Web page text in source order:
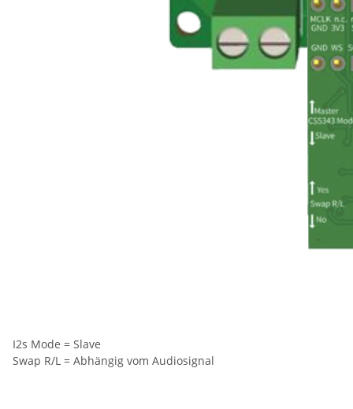
I2s Mode = Slave
Swap R/L = Abhängig vom Audiosignal